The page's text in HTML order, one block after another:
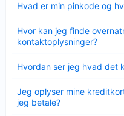
Hvad er min pinkode og
Hvor kan jeg finde
kontaktoplysninger?
Hvordan ser jeg hvad det
Jeg oplyser mine
jeg betale?